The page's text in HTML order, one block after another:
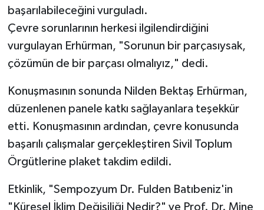
başarılabileceğini vurguladı.
Çevre sorunlarının herkesi ilgilendirdiğini
vurgulayan Erhürman, "Sorunun bir parçasıysak,
çözümün de bir parçası olmalıyız," dedi.
Konuşmasının sonunda Nilden Bektaş Erhürman,
düzenlenen panele katkı sağlayanlara teşekkür
etti. Konuşmasının ardından, çevre konusunda
başarılı çalışmalar gerçekleştiren Sivil Toplum
Örgütlerine plaket takdim edildi.
Etkinlik, "Sempozyum Dr. Fulden Batıbeniz'in
"Küresel İklim Değişiliği Nedir?" ve Prof. Dr. Mine